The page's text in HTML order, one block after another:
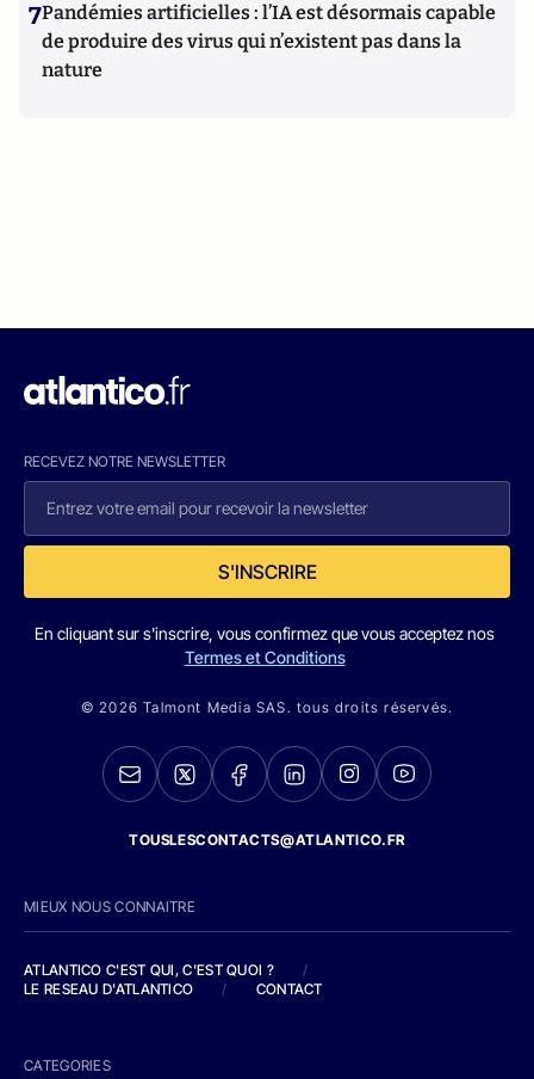
7Pandémies artificielles : l’IA est désormais capable
de produire des virus qui n’existent pas dans la
nature
RECEVEZ NOTRE NEWSLETTER
S'INSCRIRE
En cliquant sur s'inscrire, vous confirmez que vous acceptez nos
Termes et Conditions
© 2026 Talmont Media SAS. tous droits réservés.
TOUSLESCONTACTS@ATLANTICO.FR
MIEUX NOUS CONNAITRE
ATLANTICO C'EST QUI, C'EST QUOI ?
/
LE RESEAU D'ATLANTICO
/ CONTACT
CATEGORIES